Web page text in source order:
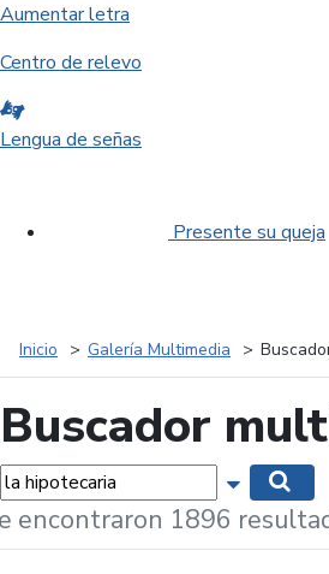
Aumentar letra
Centro de relevo
Lengua de señas
Presente su queja
Inicio Galería Multimedia
Buscador
Mostrar
encontraron 1896